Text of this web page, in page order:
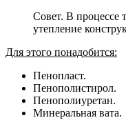
Совет. В процессе
утепление
Для этого понадобится:
Пенопласт.
Пенополистирол.
Пенополиуретан.
Минеральная вата.